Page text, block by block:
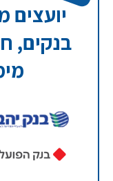
יועצים
בנקים,